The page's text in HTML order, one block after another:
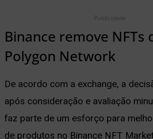
Publicidade
Binance remove NFTs
Polygon Network
De acordo com a exchange, a
após consideração e avaliação
faz parte de um esforço para
de produtos no Binance NFT